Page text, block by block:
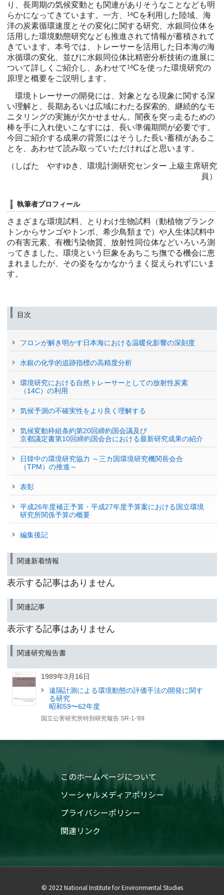
り、長周期の気候変動とも関連がありそうなことなども明
らかになってきています。一方、
14Cを利用した陸域、海
洋の炭素循環速度とその変化に関する研究、水銀同位体を
活用した環境動態研究なども推進されて情報が蓄積されて
きています。本号では、トレーサーを活用した日本海の海
水循環の変化、並びに水銀同位体比精密分析技術の進展に
ついて詳しくご紹介し、あわせて 14Cを使った環境研究の
原理と概要をご説明します。
環境トレーサーの開発には、対象となる現象に関する深
い理解と、長期あるいは広域にわたる探索的、継続的なモ
ニタリングの実施が欠かせません。闇夜を突っ走るための
棒を手に入れ使いこなすには、長い準備期間が必要です。
今回ご紹介する成果の背景にはそうした長い蓄積があるこ
とを、あわせて読み取っていただければと思います。
（しばた やすゆき、環境計測研究センター 上級主席研究
員）
執筆者プロフィール
さまざまな環境試料、とりわけ生物試料（動植物プランク
トンからサンゴやトンボ、希少鳥類まで）や人生体試料中
の有害元素、有機汚染物質、放射性同位体などいろいろ測
ってきました。環境という巨象をあちこち撫でる機会に恵
まれましたが、その姿をなかなかうまく捉えられずにいま
す。
目次
フロンが解き明かす日本海における温暖化影響の深刻度
水銀の化学的追跡指標の高精度分析
環境研究における自然トレーサーとしての放射性炭素
（14C）の利用
気候予測の不確実性をより良く理解する
気候変動枠組条約第20回締約国会議及び
京都議定書第10回締約国会合における最新研究成果の紹介
日韓中の環境研究協力 ～三カ国環境研究機関長会合
（TPM）の推進～
表彰
平成26年度補正予算・平成27年度予算案における国立環境
研究所関係予算の概要
編集後記
関連新着情報
表示する記事はありません
関連記事
表示する記事はありません
関連研究報告書
1989年3月16日
遠隔計測による環境動態の評価手法の開発に関す
る研究
昭和59〜62年度
国立公害研究所特別研究報告 SR-1-'89
このホームページについて
ソーシャルメディアポリシー
プライバシーポリシー
関連リンク
© 2022 National Institute for Environmental Studies